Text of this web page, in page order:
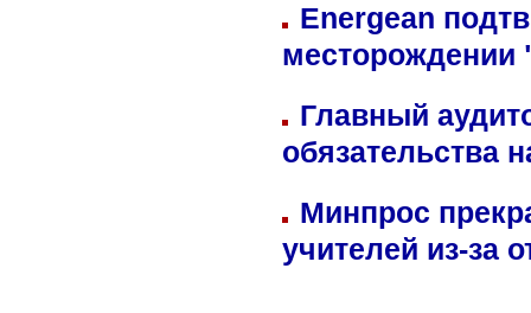
Energean
Главный
обязательства
Минпрос
учителей из-за